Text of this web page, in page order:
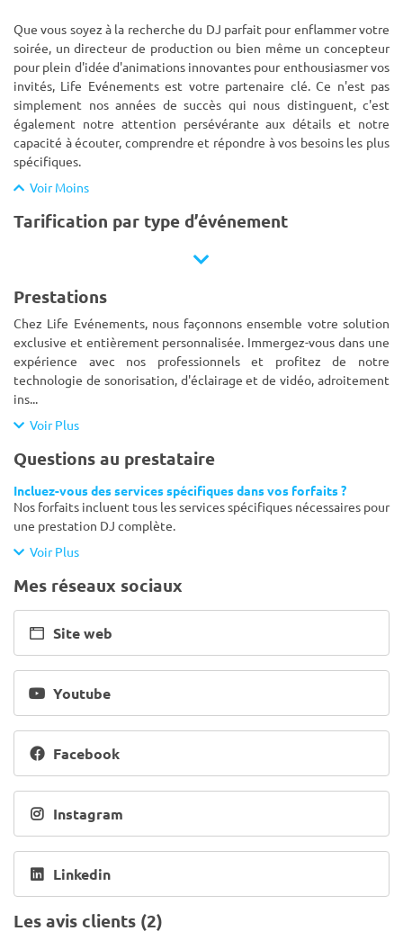
Que vous soyez à la recherche du DJ parfait pour enflammer votre
soirée, un directeur de production ou bien même un concepteur
pour plein d'idée d'animations innovantes pour enthousiasmer vos
invités, Life Evénements est votre partenaire clé. Ce n'est pas
simplement nos années de succès qui nous distinguent, c'est
également notre attention persévérante aux détails et notre
capacité à écouter, comprendre et répondre à vos besoins les plus
spécifiques.
Voir Moins
Tarification par type d’événement
Prestations
Chez Life Evénements, nous façonnons ensemble votre solution
exclusive et entièrement personnalisée. Immergez-vous dans une
expérience avec nos professionnels et profitez de notre
technologie de sonorisation, d'éclairage et de vidéo, adroitement
ins...
Voir Plus
Questions au prestataire
Incluez-vous des services spécifiques dans vos forfaits ?
Nos forfaits incluent tous les services spécifiques nécessaires pour
une prestation DJ complète.
Voir Plus
Mes réseaux sociaux
Site web
Youtube
Facebook
Instagram
Linkedin
Les avis clients (2)